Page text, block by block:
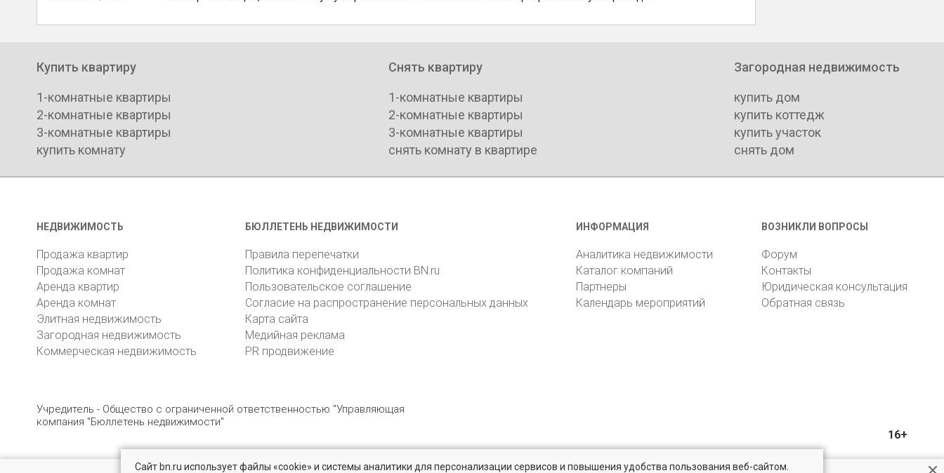
Купить квартиру
1-комнатные квартиры
2-комнатные квартиры
3-комнатные квартиры
купить комнату
Снять квартиру
1-комнатные квартиры
2-комнатные квартиры
3-комнатные квартиры
снять комнату в квартире
Загородная недвижимость
купить дом
купить коттедж
купить участок
снять дом
НЕДВИЖИМОСТЬ
Продажа квартир
Продажа комнат
Аренда квартир
Аренда комнат
Элитная недвижимость
Загородная недвижимость
Коммерческая недвижимость
БЮЛЛЕТЕНЬ НЕДВИЖИМОСТИ
Правила перепечатки
Политика конфиденциальности BN.ru
Пользовательское соглашение
Согласие на распространение персональных данных
Карта сайта
Медийная реклама
PR продвижение
ИНФОРМАЦИЯ
Аналитика недвижимости
Каталог компаний
Партнеры
Календарь мероприятий
ВОЗНИКЛИ ВОПРОСЫ
Форум
Контакты
Юридическая консультация
Обратная связь
Учредитель - Общество с ограниченной ответственностью "Управляющая
компания "Бюллетень недвижимости"
16+
Сайт bn.ru использует файлы «cookie» и системы аналитики для персонализации сервисов и повышения удобства пользования веб-сайтом.